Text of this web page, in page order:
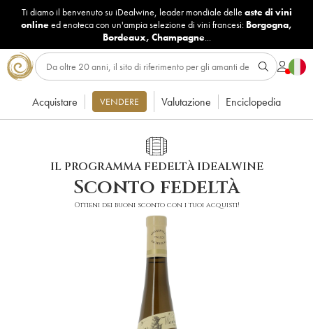
Ti diamo il benvenuto su iDealwine, leader mondiale delle aste di vini
onlineed enoteca con un'ampia selezione di vini francesi: Borgogna,
Bordeaux, Champagne...
Acquistare VENDERE Valutazione Enciclopedia
IL PROGRAMMA FEDELTÀ IDEALWINE
Sconto fedeltà
Ottieni dei buoni sconto con i tuoi acquisti!